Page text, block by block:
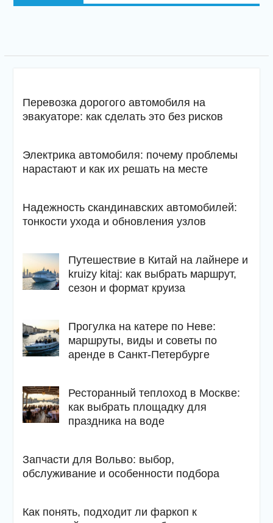
Перевозка дорогого автомобиля на
эвакуаторе: как сделать это без рисков
Электрика автомобиля: почему проблемы
нарастают и как их решать на месте
Надежность скандинавских автомобилей:
тонкости ухода и обновления узлов
Путешествие в Китай на лайнере и
kruizy kitaj: как выбрать маршрут,
сезон и формат круиза
Прогулка на катере по Неве:
маршруты, виды и советы по
аренде в Санкт-Петербурге
Ресторанный теплоход в Москве:
как выбрать площадку для
праздника на воде
Запчасти для Вольво: выбор,
обслуживание и особенности подбора
Как понять, подходит ли фаркоп к